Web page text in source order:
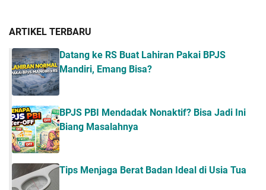
ARTIKEL TERBARU
Datang ke RS Buat Lahiran Pakai BPJS
Mandiri, Emang Bisa?
BPJS PBI Mendadak Nonaktif? Bisa Jadi Ini
Biang Masalahnya
Tips Menjaga Berat Badan Ideal di Usia Tua